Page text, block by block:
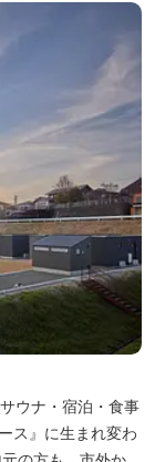
ウナ・宿泊・食事
ス』に生まれ変わ